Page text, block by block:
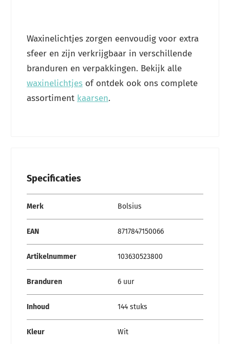
Waxinelichtjes zorgen eenvoudig voor extra
sfeer en zijn verkrijgbaar in verschillende
branduren en verpakkingen. Bekijk alle
waxinelichtjes of ontdek ook ons complete
assortiment kaarsen.
Specificaties
Merk
Bolsius
EAN 8717847150066
Artikelnummer 103630523800
Branduren 6 uur
Inhoud 144 stuks
Kleur Wit